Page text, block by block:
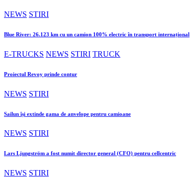
NEWS STIRI
Blue River: 26.123 km cu un camion 100% electric în transport internațional
E-TRUCKS NEWS STIRI TRUCK
Proiectul Revoy prinde contur
NEWS STIRI
Sailun își extinde gama de anvelope pentru camioane
NEWS STIRI
Lars Ljungström a fost numit director general (CFO) pentru cellcentric
NEWS STIRI